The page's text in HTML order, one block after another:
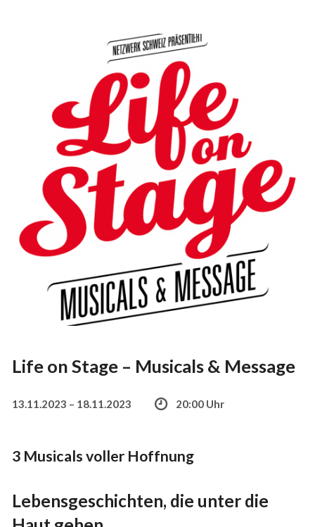
Life on Stage – Musicals & Message
13.11.2023 – 18.11.2023 20:00 Uhr
3 Musicals voller Hoffnung
Lebensgeschichten, die unter die